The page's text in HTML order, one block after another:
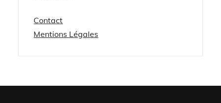
Contact
Mentions Légales